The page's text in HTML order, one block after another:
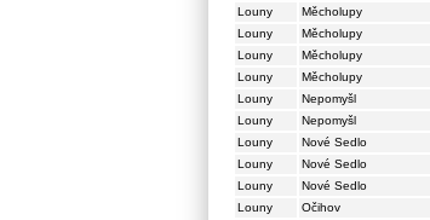
Louny
Měcholupy
Louny
Měcholupy
Louny
Měcholupy
Louny
Měcholupy
Louny
Nepomyšl
Louny
Nepomyšl
Louny
Nové Sedlo
Louny
Nové Sedlo
Louny
Nové Sedlo
Louny
Očihov